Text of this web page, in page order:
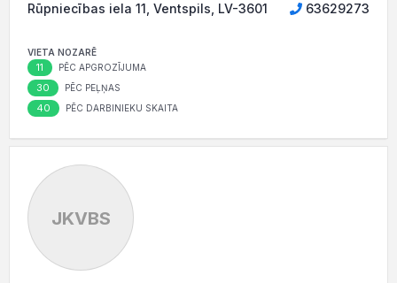
Rūpniecības iela 11, Ventspils, LV-3601 63629273
VIETA NOZARĒ
11 PĒC APGROZĪJUMA
30 PĒC PEĻŅAS
40 PĒC DARBINIEKU SKAITA
JKVBS